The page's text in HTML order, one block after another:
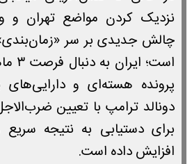
نزدیک کردن مواضع تهران و
چالش جدیدی بر سر
پرونده هسته‌ای و دارایی‌های
برای دستیابی به نتیجه
افزایش داده است.